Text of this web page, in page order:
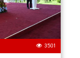
3501